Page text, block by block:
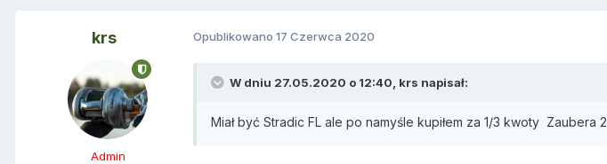
krs
Admin
Opublikowano 17 Czerwca 2020
W dniu 27.05.2020 o 12:40, krs napisał:
Miał być Stradic FL ale po namyśle kupiłem za 1/3 kwoty